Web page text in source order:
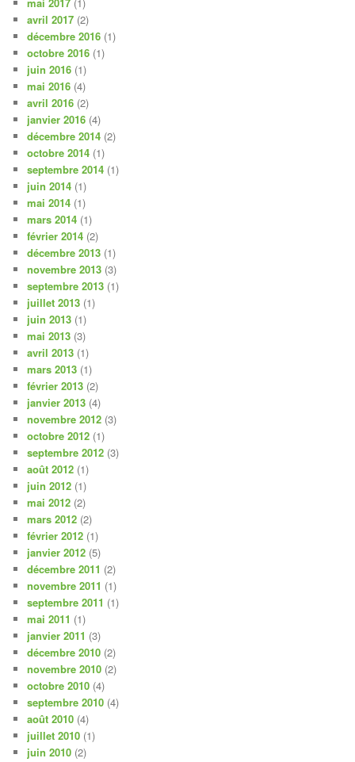
avril 2017 (2)
décembre 2016 (1)
octobre 2016 (1)
juin 2016 (1)
mai 2016 (4)
avril 2016 (2)
janvier 2016 (4)
décembre 2014 (2)
octobre 2014 (1)
septembre 2014 (1)
juin 2014 (1)
mai 2014 (1)
mars 2014 (1)
février 2014 (2)
décembre 2013 (1)
novembre 2013 (3)
septembre 2013 (1)
juillet 2013 (1)
juin 2013 (1)
mai 2013 (3)
avril 2013 (1)
mars 2013 (1)
février 2013 (2)
janvier 2013 (4)
novembre 2012 (3)
octobre 2012 (1)
septembre 2012 (3)
août 2012 (1)
juin 2012 (1)
mai 2012 (2)
mars 2012 (2)
février 2012 (1)
janvier 2012 (5)
décembre 2011 (2)
novembre 2011 (1)
septembre 2011 (1)
mai 2011 (1)
janvier 2011 (3)
décembre 2010 (2)
novembre 2010 (2)
octobre 2010 (4)
septembre 2010 (4)
août 2010 (4)
juillet 2010 (1)
juin 2010 (2)